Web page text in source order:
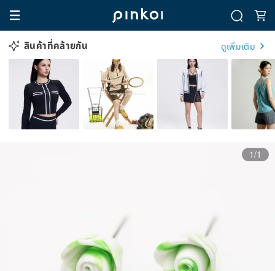
สินค้าที่คล้ายกัน ดูเพิ่มเติม
1/1